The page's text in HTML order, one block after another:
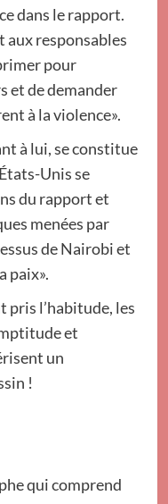
dans le rapport.
aux responsables
pour
et de demander
à la violence».
à lui, se constitue
Unis se
du rapport et
menées par
de Nairobi et
paix».
pris l’habitude, les
et
un
!
qui comprend